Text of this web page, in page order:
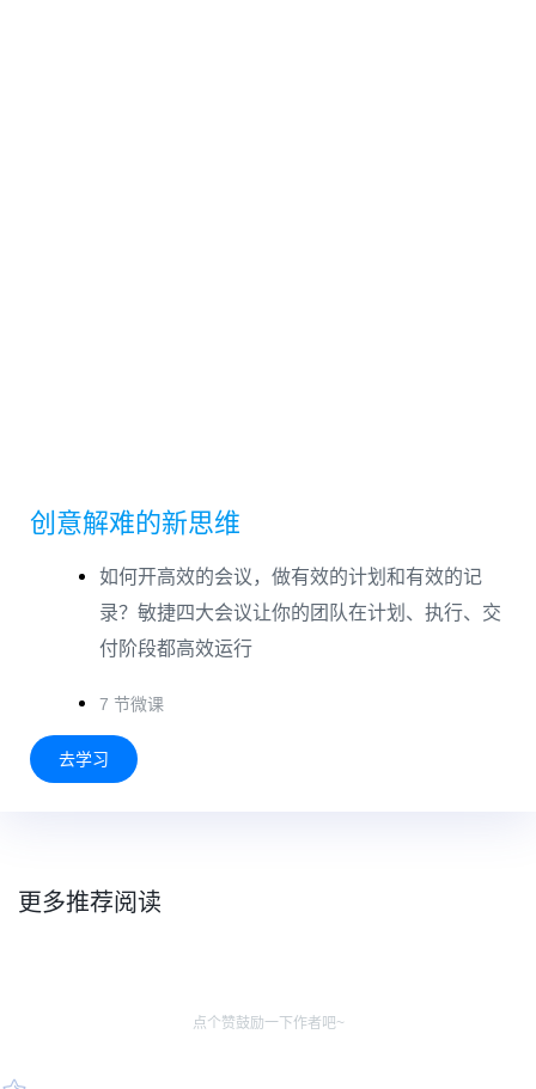
创意解难的新思维
如何开高效的会议，做有效的计划和有效的记
录？敏捷四大会议让你的团队在计划、执行、交
付阶段都高效运行
7 节微课
去学习
更多推荐阅读
点个赞鼓励一下作者吧~